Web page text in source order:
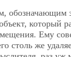
обозначающим
который
Ему
столь же